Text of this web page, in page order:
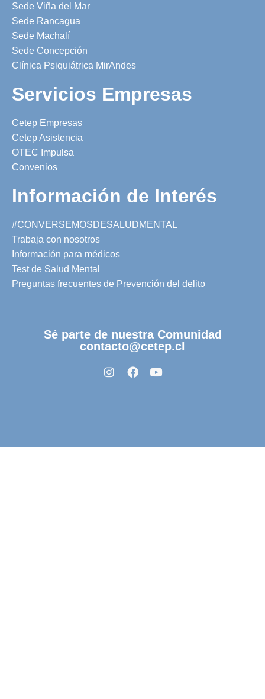
Sede Viña del Mar
Sede Rancagua
Sede Machalí
Sede Concepción
Clínica Psiquiátrica MirAndes
Servicios Empresas
Cetep Empresas
Cetep Asistencia
OTEC Impulsa
Convenios
Información de Interés
#CONVERSEMOSDESALUDMENTAL
Trabaja con nosotros
Información para médicos
Test de Salud Mental
Preguntas frecuentes de Prevención del delito
Sé parte de nuestra Comunidad
contacto@cetep.cl